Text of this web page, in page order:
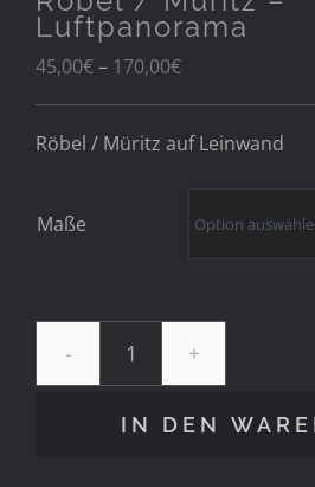
Luftpanorama
45,00€– 170,00€Preisspanne:
170,00€
Röbel / Müritz auf Leinwand
Maße
Röbel
/
Müritz
IN DEN